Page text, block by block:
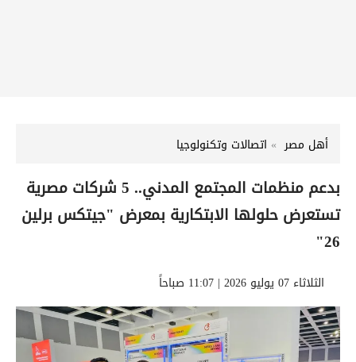
أهل مصر اتصالات وتكنولوجيا
بدعم منظمات المجتمع المدني.. 5 شركات مصرية
تستعرض حلولها الابتكارية بمعرض "جيتكس برلين
26"
الثلاثاء 07 يوليو 2026 | 11:07 صباحاً